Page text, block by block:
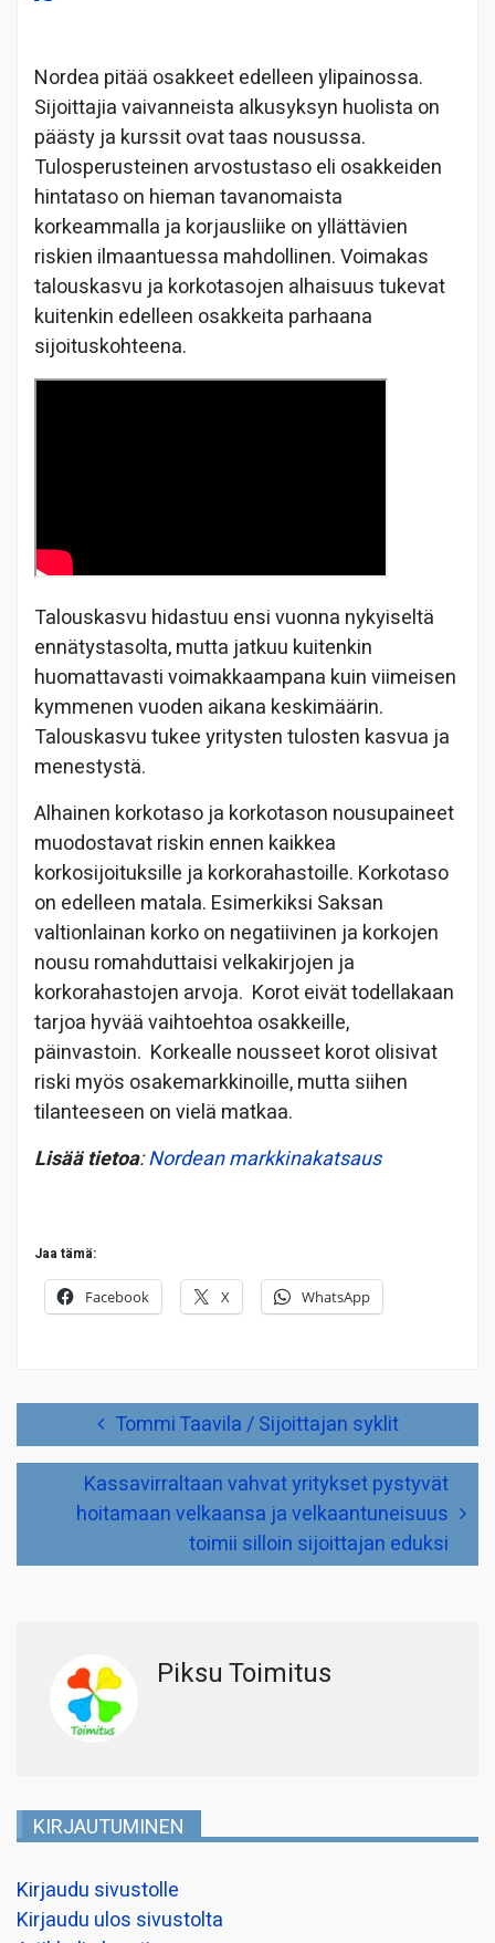
Nordea pitää osakkeet edelleen ylipainossa.
Sijoittajia vaivanneista alkusyksyn huolista on
päästy ja kurssit ovat taas nousussa.
Tulosperusteinen arvostustaso eli osakkeiden
hintataso on hieman tavanomaista
korkeammalla ja korjausliike on yllättävien
riskien ilmaantuessa mahdollinen. Voimakas
talouskasvu ja korkotasojen alhaisuus tukevat
kuitenkin edelleen osakkeita parhaana
sijoituskohteena.
Talouskasvu hidastuu ensi vuonna nykyiseltä
ennätystasolta, mutta jatkuu kuitenkin
huomattavasti voimakkaampana kuin viimeisen
kymmenen vuoden aikana keskimäärin.
Talouskasvu tukee yritysten tulosten kasvua ja
menestystä.
Alhainen korkotaso ja korkotason nousupaineet
muodostavat riskin ennen kaikkea
korkosijoituksille ja korkorahastoille. Korkotaso
on edelleen matala. Esimerkiksi Saksan
valtionlainan korko on negatiivinen ja korkojen
nousu romahduttaisi velkakirjojen ja
korkorahastojen arvoja. Korot eivät todellakaan
tarjoa hyvää vaihtoehtoa osakkeille,
päinvastoin. Korkealle nousseet korot olisivat
riski myös osakemarkkinoille, mutta siihen
tilanteeseen on vielä matkaa.
Lisää tietoa:Nordean markkinakatsaus
Jaa tämä:
Facebook X WhatsApp
Tommi Taavila / Sijoittajan syklit
Kassavirraltaan vahvat yritykset pystyvät
hoitamaan velkaansa ja velkaantuneisuus
toimii silloin sijoittajan eduksi
Piksu Toimitus
KIRJAUTUMINEN
Kirjaudu sivustolle
Kirjaudu ulos sivustolta